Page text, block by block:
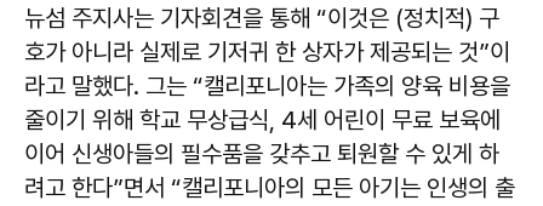
뉴섬 주지사는 기자회견을 통해 “이것은 (정치적) 구
호가 아니라 실제로 기저귀 한 상자가 제공되는 것”이
라고 말했다. 그는 “캘리포니아는 가족의 양육 비용을
줄이기 위해 학교 무상급식, 4세 어린이 무료 보육에
이어 신생아들의 필수품을 갖추고 퇴원할 수 있게 하
려고 한다”면서 “캘리포니아의 모든 아기는 인생의 출